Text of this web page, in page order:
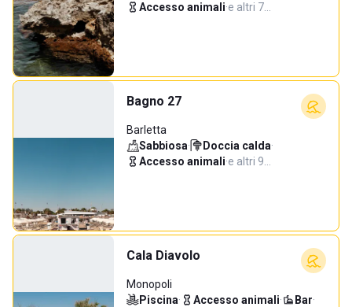
Accesso animali·e altri 7…
Bagno 27
Barletta
Sabbiosa· Doccia calda·
Accesso animali·e altri 9…
Cala Diavolo
Monopoli
Piscina· Accesso animali· Bar·